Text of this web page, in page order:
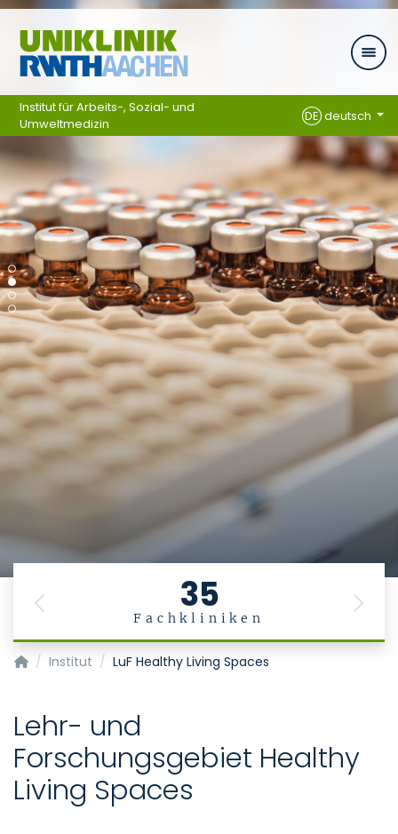
Zum Inhalt springen
35
Fachkliniken
Previous Next
Institut für Arbeits-, Sozial- und
Umweltmedizin
DEdeutsch
Institut für Arbeits-, Sozial- und Umweltmedizin
Institut LuF Healthy Living Spaces
Lehr- und
Forschungsgebiet Healthy
Living Spaces